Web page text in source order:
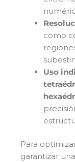
como
Uso
Para
garantizar